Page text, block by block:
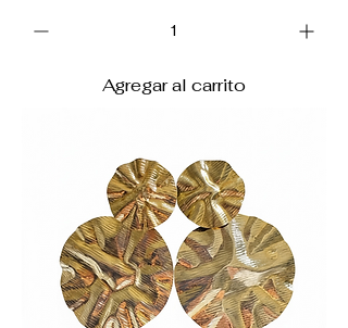
Agregar al carrito